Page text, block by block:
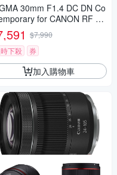
30mm F1.4 DC DN Co
for CANON RF 接
(公司貨) 標準大光圈定焦鏡
鏡 APS-C 無反微單眼專用
$7,990
下殺
券
加入購物車